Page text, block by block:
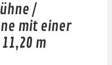
/
mit einer
m